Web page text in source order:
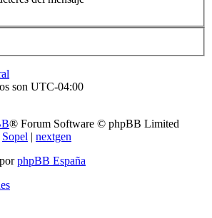
son UTC-04:00
® Forum Software © phpBB Limited
Sopel | nextgen
phpBB España